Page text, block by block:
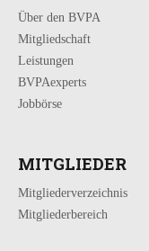
Über den BVPA
Mitgliedschaft
Leistungen
BVPAexperts
Jobbörse
MITGLIEDER
Mitgliederverzeichnis
Mitgliederbereich